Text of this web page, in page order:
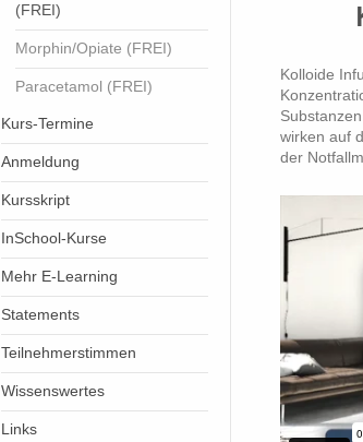
(FREI)
Morphin/Opiate (FREI)
Paracetamol (FREI)
Kurs-Termine
Anmeldung
Kursskript
InSchool-Kurse
Mehr E-Learning
Statements
Teilnehmerstimmen
Wissenswertes
Links
Kolloide
wirken auf
der